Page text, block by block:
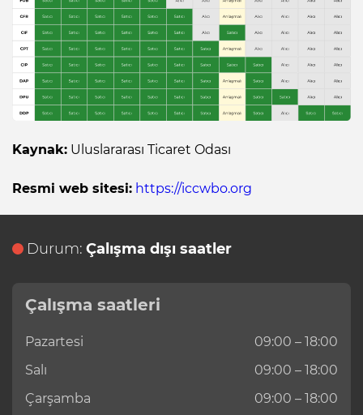
Kaynak: Uluslararası Ticaret Odası
Resmi web sitesi: https://iccwbo.org
Durum: Çalışma dışı saatler
Çalışma saatleri
Pazartesi
09:00 – 18:00
Salı
09:00 – 18:00
Çarşamba
09:00 – 18:00